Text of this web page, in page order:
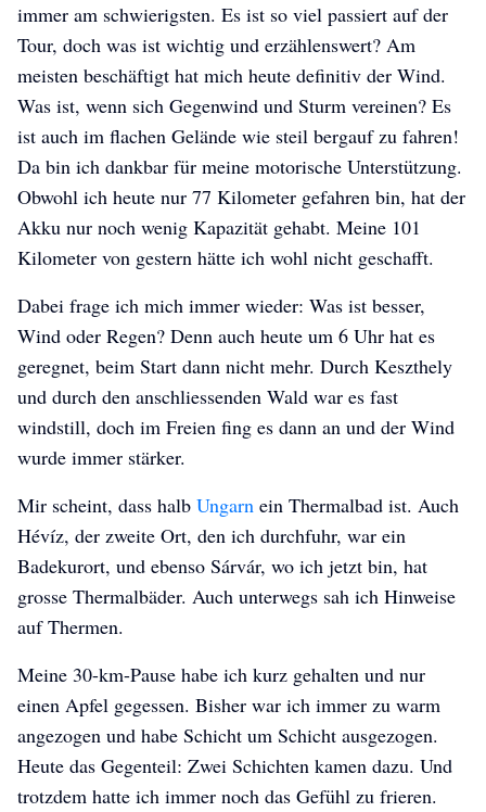
immer am schwierigsten. Es ist so viel passiert auf der
Tour, doch was ist wichtig und erzählenswert? Am
meisten beschäftigt hat mich heute definitiv der Wind.
Was ist, wenn sich Gegenwind und Sturm vereinen? Es
ist auch im flachen Gelände wie steil bergauf zu fahren!
Da bin ich dankbar für meine motorische Unterstützung.
Obwohl ich heute nur 77 Kilometer gefahren bin, hat der
Akku nur noch wenig Kapazität gehabt. Meine 101
Kilometer von gestern hätte ich wohl nicht geschafft.
Dabei frage ich mich immer wieder: Was ist besser,
Wind oder Regen? Denn auch heute um 6 Uhr hat es
geregnet, beim Start dann nicht mehr. Durch Keszthely
und durch den anschliessenden Wald war es fast
windstill, doch im Freien fing es dann an und der Wind
wurde immer stärker.
Mir scheint, dass halb Ungarn ein Thermalbad ist. Auch
Hévíz, der zweite Ort, den ich durchfuhr, war ein
Badekurort, und ebenso Sárvár, wo ich jetzt bin, hat
grosse Thermalbäder. Auch unterwegs sah ich Hinweise
auf Thermen.
Meine 30-km-Pause habe ich kurz gehalten und nur
einen Apfel gegessen. Bisher war ich immer zu warm
angezogen und habe Schicht um Schicht ausgezogen.
Heute das Gegenteil: Zwei Schichten kamen dazu. Und
trotzdem hatte ich immer noch das Gefühl zu frieren.